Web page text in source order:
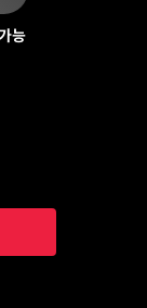
능